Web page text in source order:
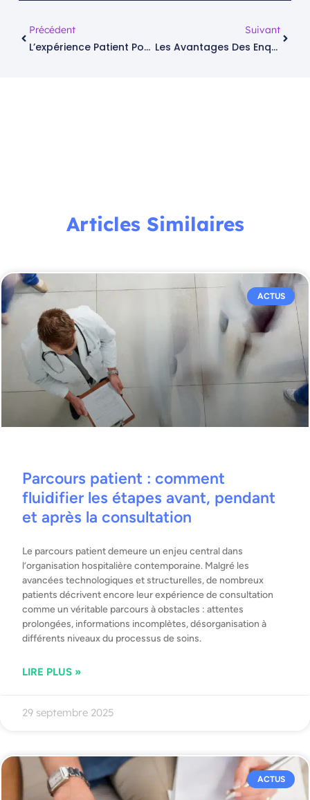
Précédent
L’expérience Patient Pour Améliorer La Qualité Des Soins
Suivant
Les Avantages Des Enquêtes De Satisfaction Patient Pour Les Établissements De Santé
Articles Similaires
ACTUS
Parcours patient : comment
fluidifier les étapes avant, pendant
et après la consultation
Le parcours patient demeure un enjeu central dans
l’organisation hospitalière contemporaine. Malgré les
avancées technologiques et structurelles, de nombreux
patients décrivent encore leur expérience de consultation
comme un véritable parcours à obstacles : attentes
prolongées, informations incomplètes, désorganisation à
différents niveaux du processus de soins.
LIRE PLUS »
29 septembre 2025
ACTUS